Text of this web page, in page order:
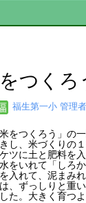
つくろ
福生第一小 管理者
をつくろう」の
し、米づくりの
ツに土と肥料を
をいれて「しろ
入れて、泥まみ
、ずっしりと重
た。大きく育つ